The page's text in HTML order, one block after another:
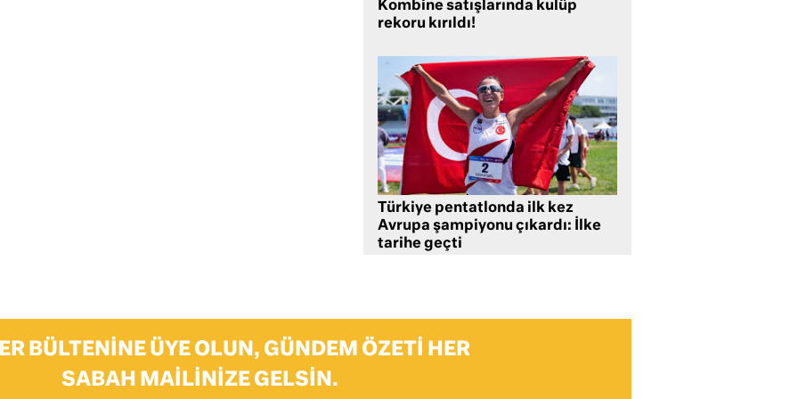
Kombine satışlarında kulüp
rekoru kırıldı!
Türkiye pentatlonda ilk kez
Avrupa şampiyonu çıkardı: İlke
tarihe geçti
BÜLTENINE ÜYE OLUN, GÜNDEM ÖZETI HER
SABAH MAILINIZE GELSIN.